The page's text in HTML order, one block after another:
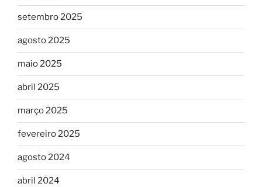
setembro 2025
agosto 2025
maio 2025
abril 2025
março 2025
fevereiro 2025
agosto 2024
abril 2024